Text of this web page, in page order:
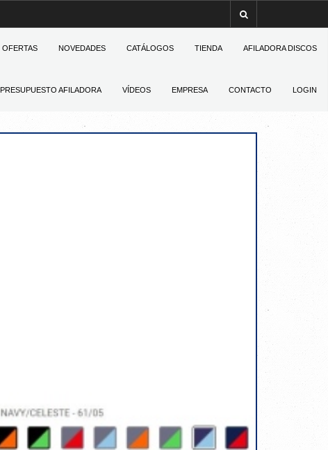
OFERTAS NOVEDADES CATÁLOGOS TIENDA AFILADORA DISCOS
PRESUPUESTO AFILADORA VÍDEOS EMPRESA CONTACTO LOGIN